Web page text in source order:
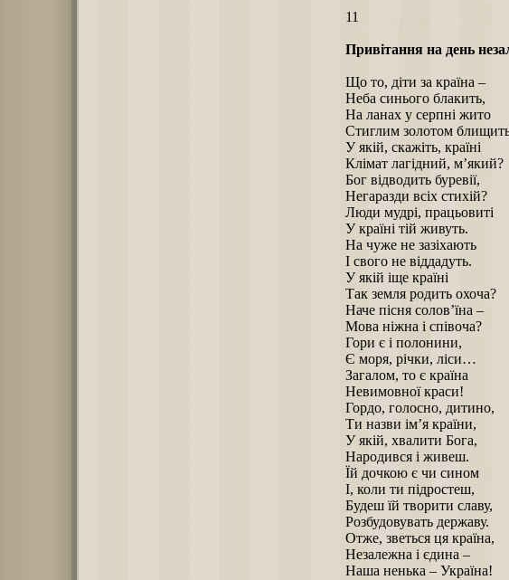
11
Привітання на день
Що то, діти за країна –
Неба синього блакить,
На ланах у серпні жито
Стиглим золотом
У якій, скажіть, країні
Клімат лагідний, м’який?
Бог відводить буревії,
Негаразди всіх стихій?
Люди мудрі, працьовиті
У країні тій живуть.
На чуже не зазіхають
І свого не віддадуть.
У якій іще країні
Так земля родить охоча?
Наче пісня солов’їна –
Мова ніжна і співоча?
Гори є і полонини,
Є моря, річки, ліси…
Загалом, то є країна
Невимовної краси!
Гордо, голосно, дитино,
Ти назви ім’я країни,
У якій, хвалити Бога,
Народився і живеш.
Їй дочкою є чи сином
І, коли ти підростеш,
Будеш їй творити славу,
Розбудовувать державу.
Отже, зветься ця країна,
Незалежна і єдина –
Наша ненька – Україна!